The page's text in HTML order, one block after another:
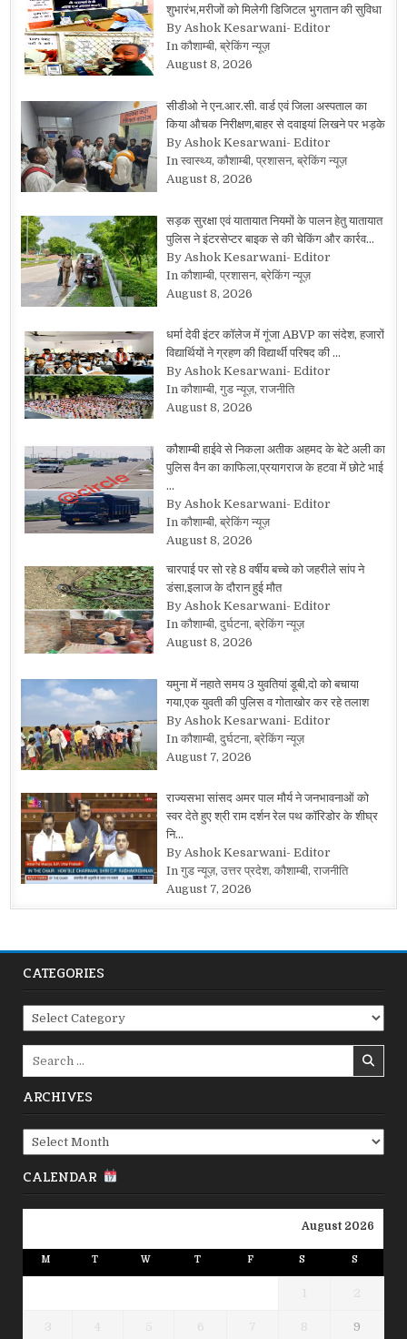
शुभारंभ,मरीजों को मिलेगी डिजिटल भुगतान की सुविधा
By Ashok Kesarwani- Editor
In कौशाम्बी, ब्रेकिंग न्यूज़
August 8, 2026
सीडीओ ने एन.आर.सी. वार्ड एवं जिला अस्पताल का
किया औचक निरीक्षण,बाहर से दवाइयां लिखने पर भड़के
By Ashok Kesarwani- Editor
In स्वास्थ्य, कौशाम्बी, प्रशासन, ब्रेकिंग न्यूज़
August 8, 2026
सड़क सुरक्षा एवं यातायात नियमों के पालन हेतु यातायात
पुलिस ने इंटरसेप्टर बाइक से की चेकिंग और कार्रव…
By Ashok Kesarwani- Editor
In कौशाम्बी, प्रशासन, ब्रेकिंग न्यूज़
August 8, 2026
धर्मा देवी इंटर कॉलेज में गूंजा ABVP का संदेश, हजारों
विद्यार्थियों ने ग्रहण की विद्यार्थी परिषद की …
By Ashok Kesarwani- Editor
In कौशाम्बी, गुड न्यूज़, राजनीति
August 8, 2026
कौशाम्बी हाईवे से निकला अतीक अहमद के बेटे अली का
पुलिस वैन का काफिला,प्रयागराज के हटवा में छोटे भाई
…
By Ashok Kesarwani- Editor
In कौशाम्बी, ब्रेकिंग न्यूज़
August 8, 2026
चारपाई पर सो रहे 8 वर्षीय बच्चे को जहरीले सांप ने
डंसा,इलाज के दौरान हुई मौत
By Ashok Kesarwani- Editor
In कौशाम्बी, दुर्घटना, ब्रेकिंग न्यूज़
August 8, 2026
यमुना में नहाते समय 3 युवतियां डूबी,दो को बचाया
गया,एक युवती की पुलिस व गोताखोर कर रहे तलाश
By Ashok Kesarwani- Editor
In कौशाम्बी, दुर्घटना, ब्रेकिंग न्यूज़
August 7, 2026
राज्यसभा सांसद अमर पाल मौर्य ने जनभावनाओं को
स्वर देते हुए श्री राम दर्शन रेल पथ कॉरिडोर के शीघ्र
नि…
By Ashok Kesarwani- Editor
In गुड न्यूज़, उत्तर प्रदेश, कौशाम्बी, राजनीति
August 7, 2026
CATEGORIES
Categories
ARCHIVES
Archives
CALENDAR
August 2026
M T W T F S S
1 2
3 4 5 6 7 8 9